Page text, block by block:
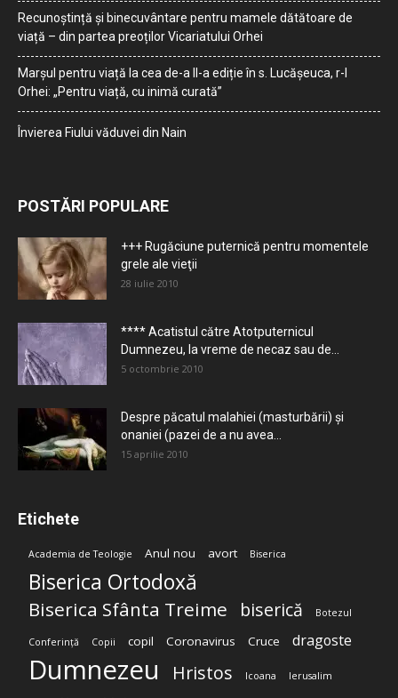
Recunoștință și binecuvântare pentru mamele dătătoare de
viață – din partea preoților Vicariatului Orhei
Marșul pentru viață la cea de-a II-a ediție în s. Lucășeuca, r-l
Orhei: „Pentru viață, cu inimă curată”
Învierea Fiului văduvei din Nain
POSTĂRI POPULARE
+++ Rugăciune puternică pentru momentele
grele ale vieţii
28 iulie 2010
**** Acatistul către Atotputernicul
Dumnezeu, la vreme de necaz sau de...
5 octombrie 2010
Despre păcatul malahiei (masturbării) şi
onaniei (pazei de a nu avea...
15 aprilie 2010
Etichete
Academia de Teologie Anul nou avort Biserica
Biserica Ortodoxă
Biserica Sfânta Treime biserică Botezul
Conferință Copii copil Coronavirus Cruce dragoste
Dumnezeu Hristos Icoana Ierusalim